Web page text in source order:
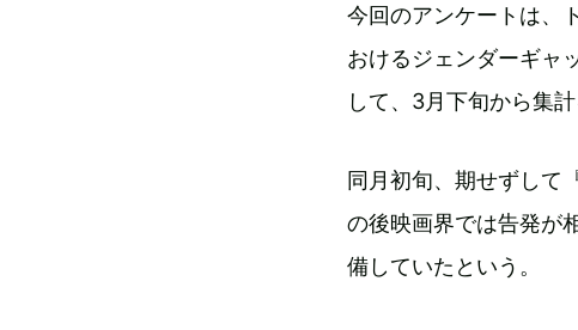
今回のアンケートは、
おけるジェンダーギャ
して、3月下旬から集計
同月初旬、期せずして
の後映画界では告発が
備していたという。